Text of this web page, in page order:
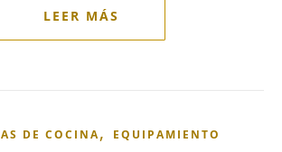
DE COCINA, EQUIPAMIENTO